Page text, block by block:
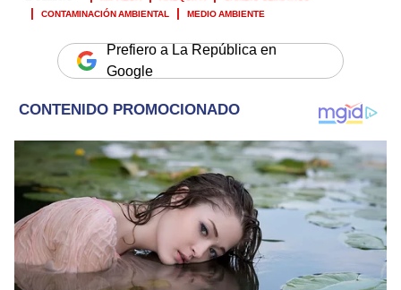
CONTAMINACIÓN AMBIENTAL
MEDIO AMBIENTE
Prefiero a La República en
Google